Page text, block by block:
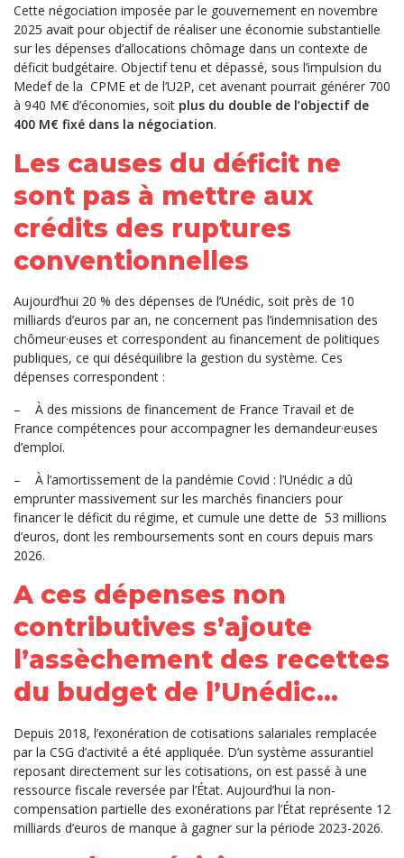
Cette négociation imposée par le gouvernement en novembre
2025 avait pour objectif de réaliser une économie substantielle
sur les dépenses d’allocations chômage dans un contexte de
déficit budgétaire. Objectif tenu et dépassé, sous l’impulsion du
Medef de la CPME et de l’U2P, cet avenant pourrait générer 700
à 940 M€ d’économies, soit plus du double de l’objectif de
400 M€ fixé dans la négociation.
Les causes du déficit ne
sont pas à mettre aux
crédits des ruptures
conventionnelles
Aujourd’hui 20 % des dépenses de l’Unédic, soit près de 10
milliards d’euros par an, ne concernent pas l’indemnisation des
chômeur·euses et correspondent au financement de politiques
publiques, ce qui déséquilibre la gestion du système. Ces
dépenses correspondent :
–
À des missions de financement de France Travail et de
France compétences pour accompagner les demandeur·euses
d’emploi.
–
À l’amortissement de la pandémie Covid : l’Unédic a dû
emprunter massivement sur les marchés financiers pour
financer le déficit du régime, et cumule une dette de 53 millions
d’euros, dont les remboursements sont en cours depuis mars
2026.
A ces dépenses non
contributives s’ajoute
l’assèchement des recettes
du budget de l’Unédic…
Depuis 2018, l’exonération de cotisations salariales remplacée
par la CSG d’activité a été appliquée. D’un système assurantiel
reposant directement sur les cotisations, on est passé à une
ressource fiscale reversée par l’État. Aujourd’hui la non-
compensation partielle des exonérations par l’État représente 12
milliards d’euros de manque à gagner sur la période 2023-2026.